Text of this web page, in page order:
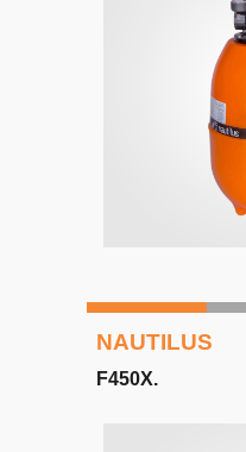
NAUTILUS
F450X.